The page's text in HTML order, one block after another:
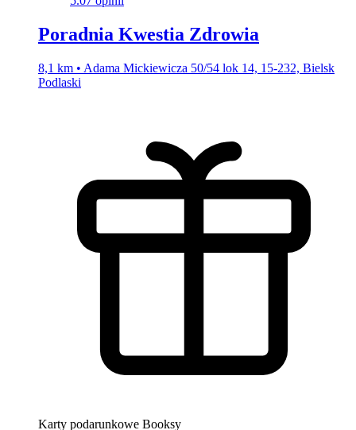
Poradnia Kwestia Zdrowia
8,1 km • Adama Mickiewicza 50/54 lok 14, 15-232, Bielsk
Podlaski
Karty podarunkowe Booksy